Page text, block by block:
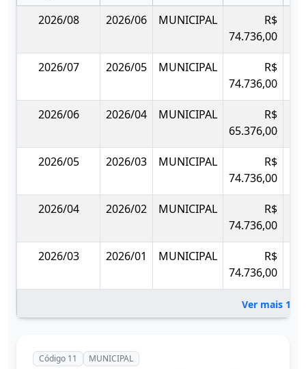
2026/08
2026/06 MUNICIPAL
R$
74.736,00
2026/07 2026/05 MUNICIPAL
R$
74.736,00
2026/06 2026/04 MUNICIPAL
R$
65.376,00
2026/05 2026/03 MUNICIPAL
R$
74.736,00
2026/04 2026/02 MUNICIPAL
R$
74.736,00
2026/03 2026/01 MUNICIPAL
R$
74.736,00
Ver mais 14
Código 11 MUNICIPAL